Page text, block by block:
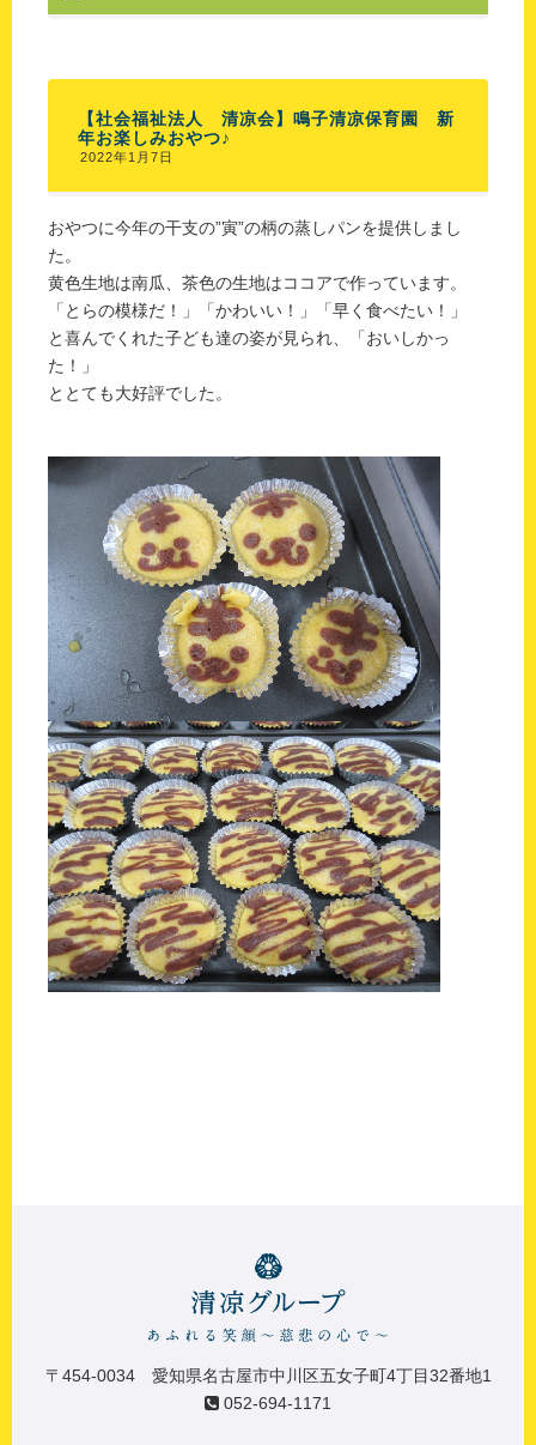
【社会福祉法人 清凉会】鳴子清凉保育園 新
年お楽しみおやつ♪
2022年1月7日
おやつに今年の干支の”寅”の柄の蒸しパンを提供しまし
た。
黄色生地は南瓜、茶色の生地はココアで作っています。
「とらの模様だ！」「かわいい！」「早く食べたい！」
と喜んでくれた子ども達の姿が見られ、「おいしかっ
た！」
ととても大好評でした。
〒454-0034 愛知県名古屋市中川区五女子町4丁目32番地1
052-694-1171